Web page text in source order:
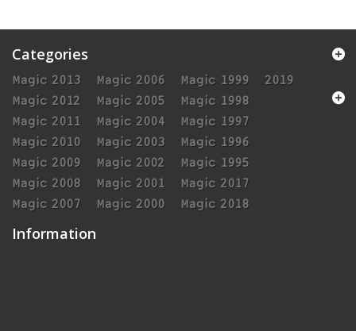
Categories
Magic 2013
Magic 2012
Magic 2011
Magic 2010
Magic 2009
Magic 2008
Magic 2007
Magic 2006
Magic 2005
Magic 2004
Magic 2003
Magic 2002
Magic 2001
Magic 2000
Magic 1999
Magic 1998
Magic 1997
Magic 1996
Magic 1995
Magic 2017
Magic 2018
2019
Information